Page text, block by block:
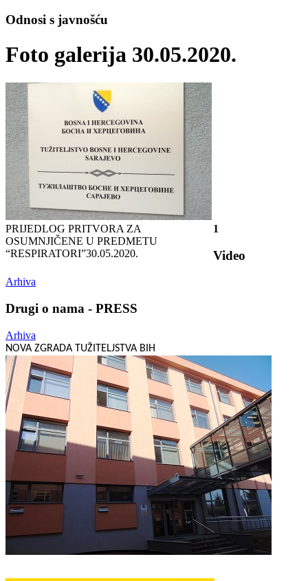
Odnosi s javnošću
Foto galerija 30.05.2020.
PRIJEDLOG PRITVORA ZA
OSUMNJIČENE U PREDMETU
“RESPIRATORI”30.05.2020.
1
Video
Arhiva
Drugi o nama - PRESS
Arhiva
NOVA ZGRADA TUŽITELJSTVA BIH